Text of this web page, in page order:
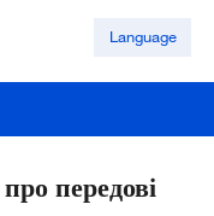
Language
передові